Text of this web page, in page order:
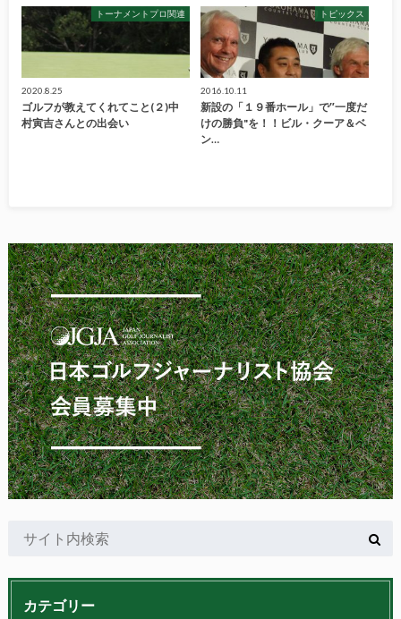
トーナメントプロ関連
2020.8.25
ゴルフが教えてくれてこと(２)中
村寅吉さんとの出会い
トピックス
2016.10.11
新設の「１９番ホール」で″一度だ
けの勝負"を！！ビル・クーア＆ベ
ン…
カテゴリー